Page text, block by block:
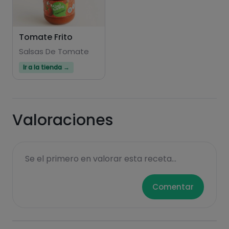
Tomate Frito
Salsas De Tomate
Ir a la tienda →
Valoraciones
Se el primero en valorar esta receta...
Comentar